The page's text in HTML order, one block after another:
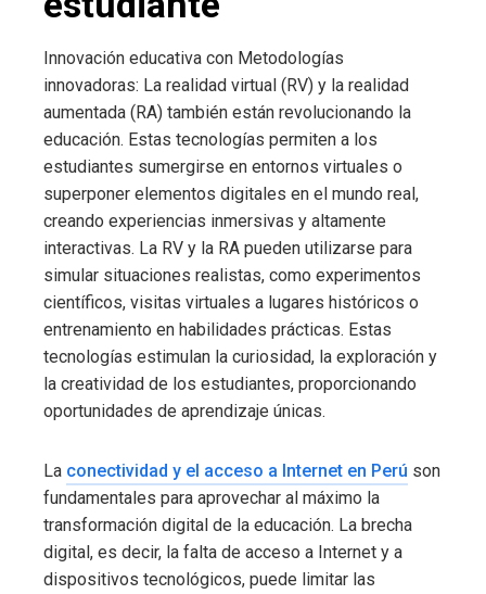
Innovación educativa con Metodologías
innovadoras: La realidad virtual (RV) y la realidad
aumentada (RA) también están revolucionando la
educación. Estas tecnologías permiten a los
estudiantes sumergirse en entornos virtuales o
superponer elementos digitales en el mundo real,
creando experiencias inmersivas y altamente
interactivas. La RV y la RA pueden utilizarse para
simular situaciones realistas, como experimentos
científicos, visitas virtuales a lugares históricos o
entrenamiento en habilidades prácticas. Estas
tecnologías estimulan la curiosidad, la exploración y
la creatividad de los estudiantes, proporcionando
oportunidades de aprendizaje únicas.
La conectividad y el acceso a Internet en Perú son
fundamentales para aprovechar al máximo la
transformación digital de la educación. La brecha
digital, es decir, la falta de acceso a Internet y a
dispositivos tecnológicos, puede limitar las